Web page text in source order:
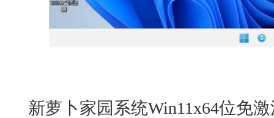
新萝卜家园系统Win11x64位免